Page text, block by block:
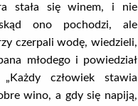
stała się winem, i nie
ono pochodzi, ale
czerpali wodę, wiedzieli,
młodego i powiedział
człowiek stawia
wino, a gdy się napiją,